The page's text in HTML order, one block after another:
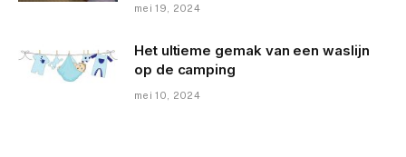
mei 19, 2024
Het ultieme gemak van een waslijn
op de camping
mei 10, 2024